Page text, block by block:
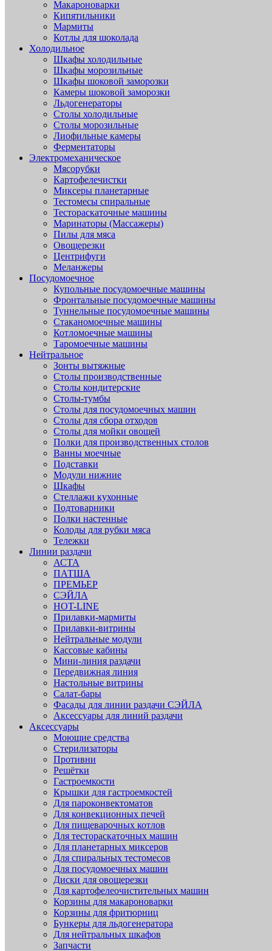
Макароноварки
Кипятильники
Мармиты
Котлы для шоколада
Холодильное
Шкафы холодильные
Шкафы морозильные
Шкафы шоковой заморозки
Камеры шоковой заморозки
Льдогенераторы
Столы холодильные
Столы морозильные
Лиофильные камеры
Ферментаторы
Электромеханическое
Мясорубки
Картофелечистки
Миксеры планетарные
Тестомесы спиральные
Тестораскаточные машины
Маринаторы (Массажеры)
Пилы для мяса
Овощерезки
Центрифуги
Меланжеры
Посудомоечное
Купольные посудомоечные машины
Фронтальные посудомоечные машины
Туннельные посудомоечные машины
Стаканомоечные машины
Котломоечные машины
Таромоечные машины
Нейтральное
Зонты вытяжные
Столы производственные
Столы кондитерские
Столы-тумбы
Столы для посудомоечных машин
Столы для сбора отходов
Столы для мойки овощей
Полки для производственных столов
Ванны моечные
Подставки
Модули нижние
Шкафы
Стеллажи кухонные
Подтоварники
Полки настенные
Колоды для рубки мяса
Тележки
Линии раздачи
АСТА
ПАТША
ПРЕМЬЕР
СЭЙЛА
HOT-LINE
Прилавки-мармиты
Прилавки-витрины
Нейтральные модули
Кассовые кабины
Мини-линия раздачи
Передвижная линия
Настольные витрины
Салат-бары
Фасады для линии раздачи СЭЙЛА
Аксессуары для линий раздачи
Аксессуары
Моющие средства
Стерилизаторы
Противни
Решётки
Гастроемкости
Крышки для гастроемкостей
Для пароконвектоматов
Для конвекционных печей
Для пищеварочных котлов
Для тестораскаточных машин
Для планетарных миксеров
Для спиральных тестомесов
Для посудомоечных машин
Диски для овощерезки
Для картофелеочистительных машин
Корзины для макароноварки
Корзины для фритюрниц
Бункеры для льдогенератора
Для нейтральных шкафов
Запчасти